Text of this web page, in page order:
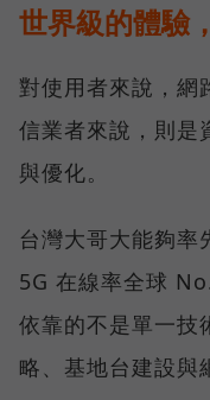
世界級的體驗
對使用者來說，網
信業者來說，則是
與優化。
台灣大哥大能夠
5G 在線率全球
依靠的不是單一技
略、基地台建設與